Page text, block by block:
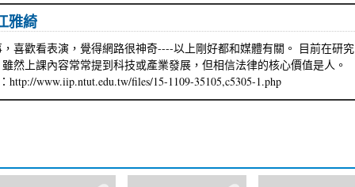
雅綺
喜歡看表演，覺得網路很神奇----以上剛好都和媒體有關。 目前在研究
然上課內容常常提到科技或產業發展，但相信法律的核心價值是人。
http://www.iip.ntut.edu.tw/files/15-1109-35105,c5305-1.php